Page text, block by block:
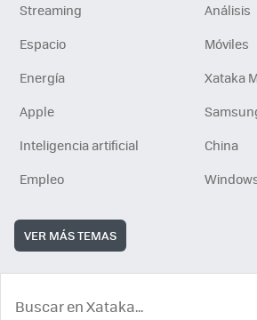
Streaming
Análisis
Espacio
Móviles
Energía
Xataka
Apple
Inteligencia artificial
China
Empleo
Windows
VER MÁS TEMAS